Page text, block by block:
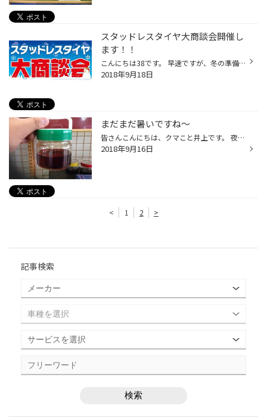
スタッドレスタイヤ大商談会開催し
ます！！
こんにちは38です。 早速ですが、冬の準備はお早目に！！ ９／２２（土）より『スタッドレスタイヤ大商談会』を開催します！！ そして今年もやります！リフト券プレゼント！ 毎月恒例２０日～の『オイル交換まつり』も併催です！ 裏イベントとして『夏タイヤも大商談会』もやっちゃいます！！ 今週...
2018年9月18日
まだまだ暑いですね〜
皆さんこんにちは、クマこと井上です。 夜には涼しくなって過ごしやすいですが、 昼間の天気が不安定で気分もどんよりしがちですが、 明るくいきましょう。 さてさて皆様、 最近はオイルの点検しておりますでしょうか？ 新しいオイルは綺麗に向こう側が少し透けて見えるんです。 ですが、 汚れてく...
2018年9月16日
< 1 2 >
記事検索